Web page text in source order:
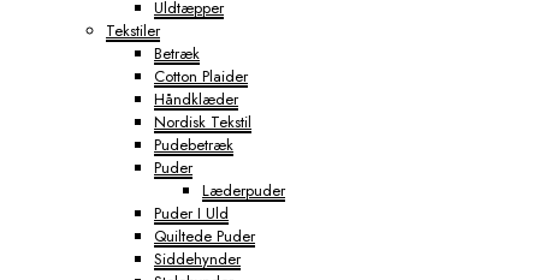
Uldtæpper
Tekstiler
Betræk
Cotton Plaider
Håndklæder
Nordisk Tekstil
Pudebetræk
Puder
Læderpuder
Puder I Uld
Quiltede Puder
Siddehynder